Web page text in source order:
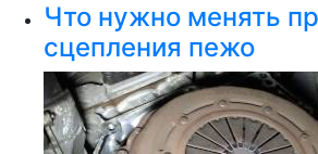
Что нужно менять
сцепления пежо